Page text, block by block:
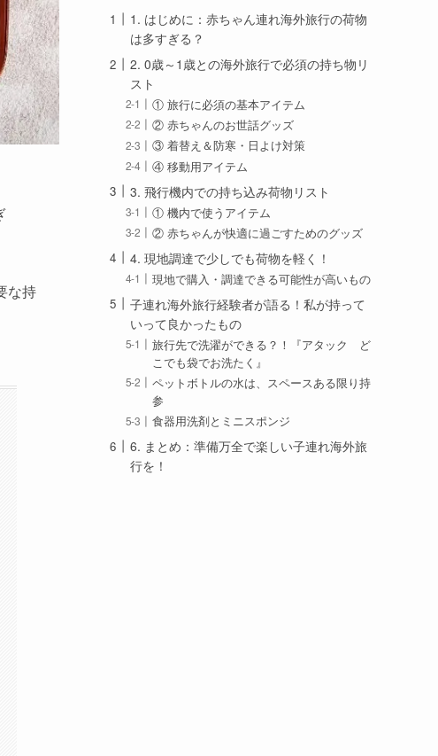
な持
1. はじめに：赤ちゃん連れ海外旅行の荷物
は多すぎる？
2. 0歳～1歳との海外旅行で必須の持ち物リ
スト
① 旅行に必須の基本アイテム
② 赤ちゃんのお世話グッズ
③ 着替え＆防寒・日よけ対策
④ 移動用アイテム
3. 飛行機内での持ち込み荷物リスト
① 機内で使うアイテム
② 赤ちゃんが快適に過ごすためのグッズ
4. 現地調達で少しでも荷物を軽く！
現地で購入・調達できる可能性が高いもの
子連れ海外旅行経験者が語る！私が持って
いって良かったもの
旅行先で洗濯ができる？！『アタック ど
こでも袋でお洗たく』
ペットボトルの水は、スペースある限り持
参
食器用洗剤とミニスポンジ
6. まとめ：準備万全で楽しい子連れ海外旅
行を！